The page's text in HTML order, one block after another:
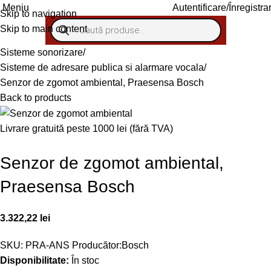
Skip to navigation
Skip to main content
Meniu Autentificare/
Sisteme sonorizare
Sisteme de adresare publica si alarmare vocala
Senzor de zgomot ambiental, Praesensa Bosch
Back to products
Livrare gratuită peste 1000 lei (fără TVA)
Senzor de zgomot ambiental,
Praesensa Bosch
3.322,22 lei
SKU: PRA-ANS Producător:Bosch
Disponibilitate: În stoc